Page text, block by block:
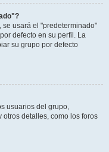
se usará el "predeterminado"
defecto en su perfil. La
su grupo por defecto
usuarios del grupo,
detalles, como los foros